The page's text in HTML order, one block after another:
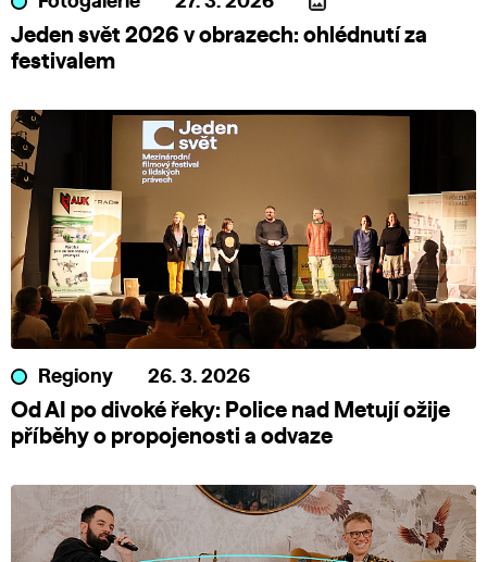
Jeden svět 2026 v obrazech: ohlédnutí za
festivalem
Regiony 26. 3. 2026
Od AI po divoké řeky: Police nad Metují ožije
příběhy o propojenosti a odvaze